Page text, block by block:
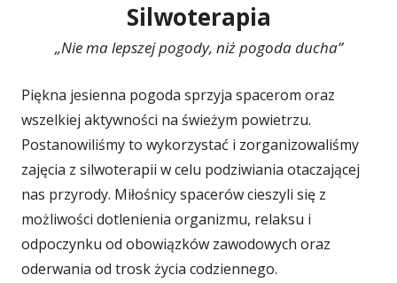
Silwoterapia
„Nie ma lepszej pogody, niż pogoda ducha”
Piękna jesienna pogoda sprzyja spacerom oraz
wszelkiej aktywności na świeżym powietrzu.
Postanowiliśmy to wykorzystać i zorganizowaliśmy
zajęcia z silwoterapii w celu podziwiania otaczającej
nas przyrody. Miłośnicy spacerów cieszyli się z
możliwości dotlenienia organizmu, relaksu i
odpoczynku od obowiązków zawodowych oraz
oderwania od trosk życia codziennego.